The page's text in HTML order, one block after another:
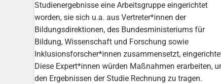
Studienergebnisse eine Arbeitsgruppe eingerichtet
worden, sie sich u.a. aus Vertreter*innen der
Bildungsdirektionen, des Bundesministeriums für
Bildung, Wissenschaft und Forschung sowie
Inklusionsforscher*innen zusammensetzt,
Diese Expert*innen würden Maßnahmen erarbeiten,
den Ergebnissen der Studie Rechnung zu tragen.